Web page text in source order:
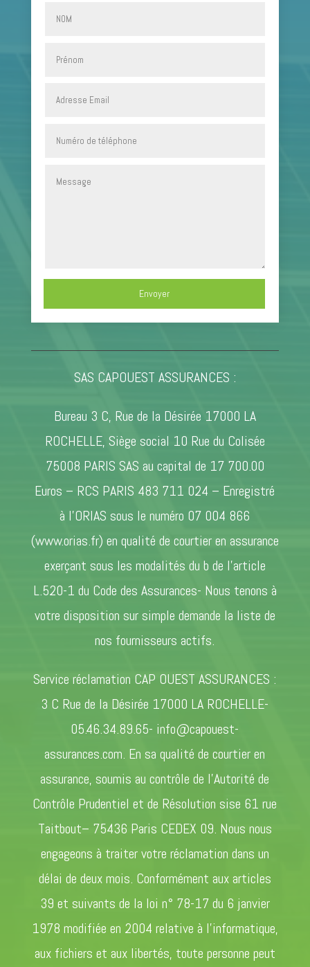
Envoyer
SAS CAPOUEST ASSURANCES :
Bureau 3 C, Rue de la Désirée 17000 LA
ROCHELLE, Siège social 10 Rue du Colisée
75008 PARIS SAS au capital de 17 700.00
Euros – RCS PARIS 483 711 024 – Enregistré
à l’ORIAS sous le numéro 07 004 866
(www.orias.fr) en qualité de courtier en assurance
exerçant sous les modalités du b de l’article
L.520-1 du Code des Assurances- Nous tenons à
votre disposition sur simple demande la liste de
nos fournisseurs actifs.
Service réclamation CAP OUEST ASSURANCES :
3 C Rue de la Désirée 17000 LA ROCHELLE-
05.46.34.89.65- info@capouest-
assurances.com. En sa qualité de courtier en
assurance, soumis au contrôle de l’Autorité de
Contrôle Prudentiel et de Résolution sise 61 rue
Taitbout– 75436 Paris CEDEX 09. Nous nous
engageons à traiter votre réclamation dans un
délai de deux mois. Conformément aux articles
39 et suivants de la loi n° 78-17 du 6 janvier
1978 modifiée en 2004 relative à l’informatique,
aux fichiers et aux libertés, toute personne peut